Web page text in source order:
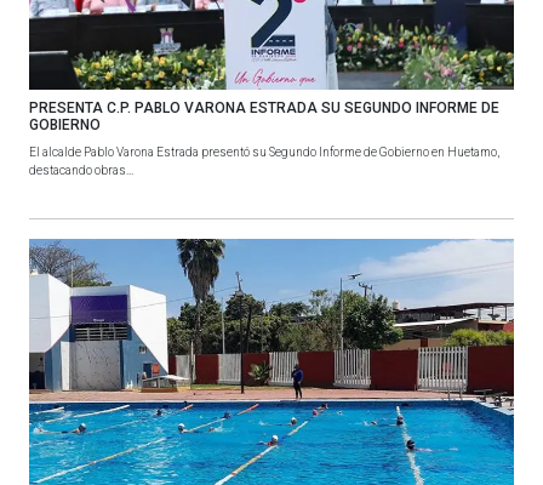
PRESENTA C.P. PABLO VARONA ESTRADA SU SEGUNDO INFORME DE
GOBIERNO
El alcalde Pablo Varona Estrada presentó su Segundo Informe de Gobierno en Huetamo,
destacando obras...